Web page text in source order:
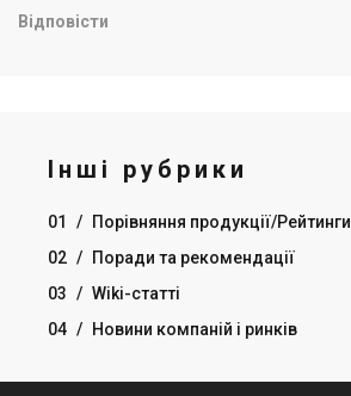
Відповісти
Інші рубрики
01 / Порівняння продукції/Рейтинги
02 / Поради та рекомендації
03 / Wiki-статті
04 / Новини компаній і ринків